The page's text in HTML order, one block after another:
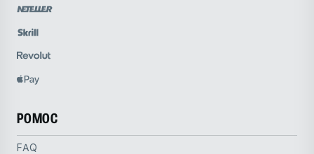
POMOC
FAQ